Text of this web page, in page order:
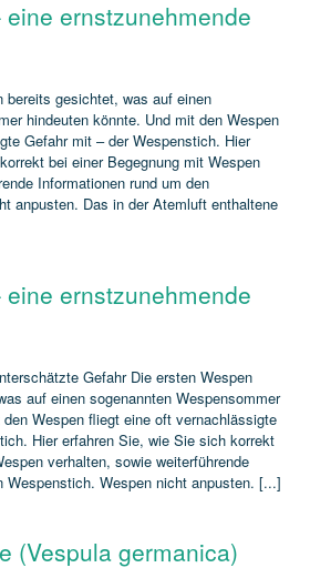
ernstzunehmende
bereits gesichtet, was auf einen
hindeuten könnte. Und mit den Wespen
Gefahr mit – der Wespenstich. Hier
bei einer Begegnung mit Wespen
Informationen rund um den
anpusten. Das in der Atemluft enthaltene
ernstzunehmende
Gefahr Die ersten Wespen
auf einen sogenannten Wespensommer
Wespen fliegt eine oft vernachlässigte
Hier erfahren Sie, wie Sie sich korrekt
verhalten, sowie weiterführende
Wespenstich. Wespen nicht anpusten. [...]
(Vespula germanica)